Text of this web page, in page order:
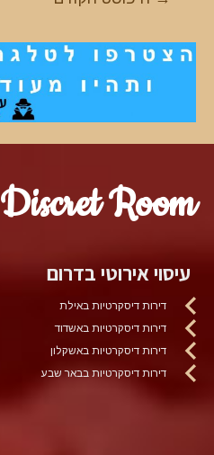
Discret Room
עיסוי אירוטי בדרום
דירות דיסקרטיות באילת
דירות דיסקרטיות באשדוד
דירות דיסקרטיות באשקלון
דירות דיסקרטיות בבאר שבע